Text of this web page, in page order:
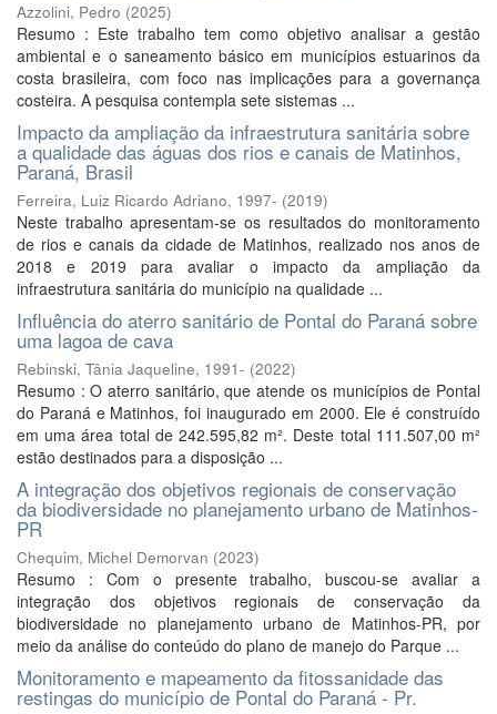
Azzolini, Pedro (2025)
Resumo : Este trabalho tem como objetivo analisar a gestão
ambiental e o saneamento básico em municípios estuarinos da
costa brasileira, com foco nas implicações para a governança
costeira. A pesquisa contempla sete sistemas ...
Impacto da ampliação da infraestrutura sanitária sobre
a qualidade das águas dos rios e canais de Matinhos,
Paraná, Brasil
Ferreira, Luiz Ricardo Adriano, 1997- (2019)
Neste trabalho apresentam-se os resultados do monitoramento
de rios e canais da cidade de Matinhos, realizado nos anos de
2018 e 2019 para avaliar o impacto da ampliação da
infraestrutura sanitária do município na qualidade ...
Influência do aterro sanitário de Pontal do Paraná sobre
uma lagoa de cava
Rebinski, Tânia Jaqueline, 1991- (2022)
Resumo : O aterro sanitário, que atende os municípios de Pontal
do Paraná e Matinhos, foi inaugurado em 2000. Ele é construído
em uma área total de 242.595,82 m². Deste total 111.507,00 m²
estão destinados para a disposição ...
A integração dos objetivos regionais de conservação
da biodiversidade no planejamento urbano de Matinhos-
PR
Chequim, Michel Demorvan (2023)
Resumo : Com o presente trabalho, buscou-se avaliar a
integração dos objetivos regionais de conservação da
biodiversidade no planejamento urbano de Matinhos-PR, por
meio da análise do conteúdo do plano de manejo do Parque ...
Monitoramento e mapeamento da fitossanidade das
restingas do município de Pontal do Paraná - Pr.